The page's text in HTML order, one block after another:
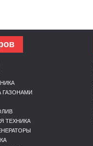
ГАЗОНАМИ
ТЕХНИКА